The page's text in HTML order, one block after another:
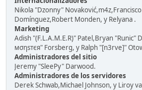
Nikola "Dzonny"
Domínguez,Robert Monden, y Relyana .
Marketing
Adish "(F.L.A.M.E.R)" Patel,Bryan "Runic"
мσηѕтєя" Forsberg, y Ralph "[n3rve]"
Administradores del sitio
Jeremy "SleePy" Darwood.
Administradores de los servidores
Derek Schwab,Michael Johnson, y Liroy